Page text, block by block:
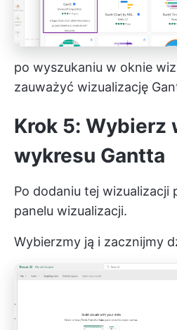
po wyszukaniu w oknie
zauważyć wizualizację
Krok 5: Wybierz
wykresu Gantta
Po dodaniu tej wizualizacji
panelu wizualizacji.
Wybierzmy ją i zacznijmy